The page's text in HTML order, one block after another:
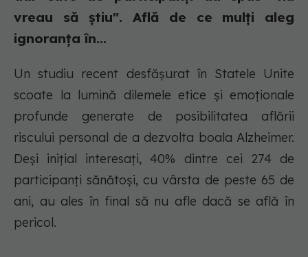
vreau să știu". Află de ce mulți aleg
ignoranța în...
Un studiu recent desfășurat în Statele Unite
scoate la lumină dilemele etice și emoționale
profunde generate de posibilitatea aflării
riscului personal de a dezvolta boala Alzheimer.
Deși inițial interesați, 40% dintre cei 274 de
participanți sănătoși, cu vârsta de peste 65 de
ani, au ales în final să nu afle dacă se află în
pericol.